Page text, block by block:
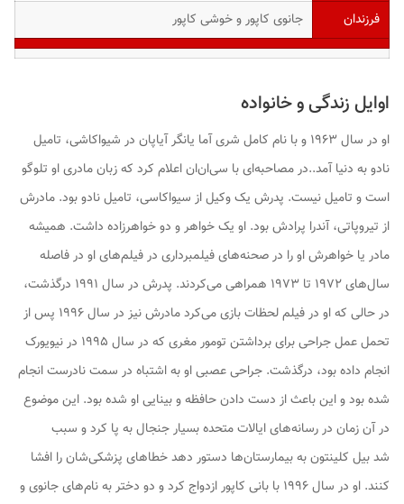
فرزندان
جانوی کاپور و خوشی کاپور
اوایل زندگی و خانواده
او در سال ۱۹۶۳ و با نام کامل شری آما یانگر آیاپان در شیواکاشی، تامیل
نادو به دنیا آمد..در مصاحبه‌ای با سی‌ان‌ان اعلام کرد که زبان مادری او تلوگو
است و تامیل نیست. پدرش یک وکیل از سیواکاسی، تامیل نادو بود. مادرش
از تیروپاتی، آندرا پرادش بود. او یک خواهر و دو خواهرزاده داشت. همیشه
مادر یا خواهرش او را در صحنه‌های فیلمبرداری در فیلم‌های او در فاصله
سال‌های ۱۹۷۲ تا ۱۹۷۳ همراهی می‌کردند. پدرش در سال ۱۹۹۱ درگذشت،
در حالی که او در فیلم لحظات بازی می‌کرد مادرش نیز در سال ۱۹۹۶ پس از
تحمل عمل جراحی برای برداشتن تومور مغری که در سال ۱۹۹۵ در نیویورک
انجام داده بود، درگذشت. جراحی عصبی او به اشتباه در سمت نادرست انجام
شده بود و این باعث از دست دادن حافظه و بینایی او شده بود. این موضوع
در آن زمان در رسانه‌های ایالات متحده بسیار جنجال به پا کرد و سبب
شد بیل کلینتون به بیمارستان‌ها دستور دهد خطاهای پزشکی‌شان را افشا
کنند. او در سال ۱۹۹۶ با بانی کاپور ازدواج کرد و دو دختر به نام‌های جانوی و